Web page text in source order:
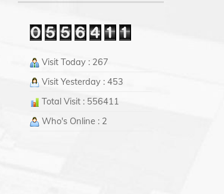
Visit Today : 267
Visit Yesterday : 453
Total Visit : 556411
Who's Online : 2